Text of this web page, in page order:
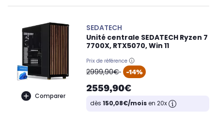
Comparer
SEDATECH
Unité centrale SEDATECH Ryzen 7
7700X, RTX5070, Win 11
Prix de référence
oldPrice
2999,90€ -14%
2559,90€
dès 150,08€/moisen 20x